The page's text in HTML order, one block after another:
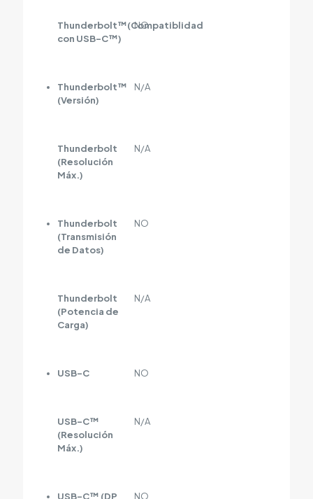
Thunderbolt™(Compatiblidad
con USB-C™)
NO
Thunderbolt™
(Versión)
N/A
Thunderbolt
(Resolución
Máx.)
N/A
Thunderbolt
(Transmisión
de Datos)
NO
Thunderbolt
(Potencia de
Carga)
N/A
USB-C NO
USB-C™
(Resolución
Máx.)
N/A
USB-C™ (DP NO